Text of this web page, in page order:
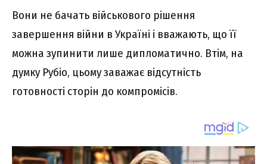
Вони не бачать військового рішення
завершення війни в Україні і вважають, що її
можна зупинити лише дипломатично. Втім, на
думку Рубіо, цьому заважає відсутність
готовності сторін до компромісів.